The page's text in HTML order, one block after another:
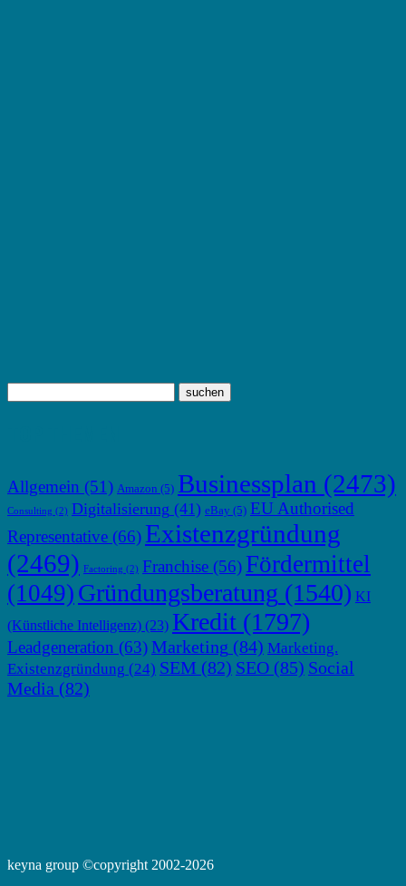
Allgemein (51) Amazon (5) Businessplan (2473)
Consulting (2) Digitalisierung (41) eBay (5) EU Authorised
Representative (66) Existenzgründung
(2469) Factoring (2) Franchise (56) Fördermittel
(1049) Gründungsberatung (1540) KI
(Künstliche Intelligenz) (23) Kredit (1797)
Leadgeneration (63)Marketing (84) Marketing.
Existenzgründung (24) SEM (82) SEO (85) Social
Media (82)
keyna group ©copyright 2002-2026